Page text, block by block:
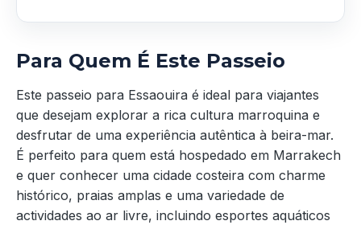
Para Quem É Este Passeio
Este passeio para Essaouira é ideal para viajantes
que desejam explorar a rica cultura marroquina e
desfrutar de uma experiência autêntica à beira-mar.
É perfeito para quem está hospedado em Marrakech
e quer conhecer uma cidade costeira com charme
histórico, praias amplas e uma variedade de
actividades ao ar livre, incluindo esportes aquáticos